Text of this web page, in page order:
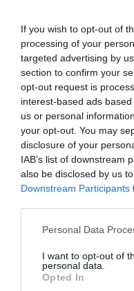
If you wish to opt-out of
processing of your
targeted advertising by
section to confirm your
opt-out request is
interest-based ads
us or personal
your opt-out. You may
disclosure of your
IAB’s list of downstream
also be disclosed by us
Downstream Participants
Please note that this
not limited to your visit
grant or deny consent to
use your data for below
Personal Data
I want to opt-out of
personal data.
Opted In
tálalást, hiszen csak ki
tálból.
Munka: kb. 30 perc
Fogyasztható: másnap
Megosztás:
Címkék: édesség,
Korábbi